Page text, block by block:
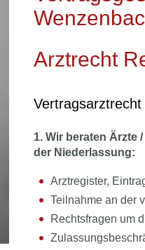
Arztrecht
1. Wir beraten Ärzte
der Niederlassung:
Arztregister,
Teilnahme an der
Rechtsfragen um